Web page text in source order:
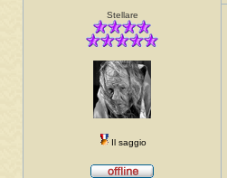
Stellare
Il saggio